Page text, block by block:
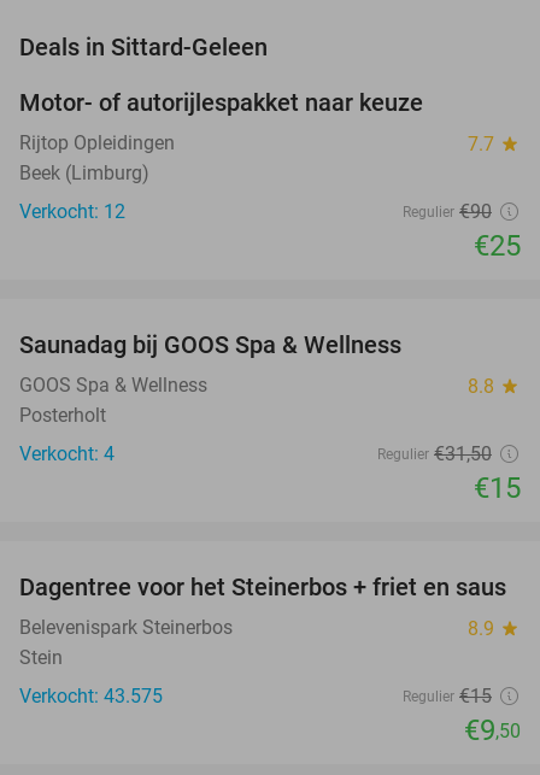
Deals in Sittard-Geleen
Motor- of autorijlespakket naar keuze
Rijtop Opleidingen 7.7 star
Beek (Limburg)
Verkocht: 12
Regulier €90
€25
TODAY
Saunadag bij GOOS Spa & Wellness
GOOS Spa & Wellness 8.8 star
Posterholt
Verkocht: 4
Regulier €31,50
€15
37%
Dagentree voor het Steinerbos + friet en saus
Belevenispark Steinerbos 8.9 star
Stein
Verkocht: 43.575
Regulier €15
€9,50